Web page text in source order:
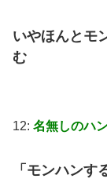
いやほんとモ
む
12: 名無しのハ
「モンハン